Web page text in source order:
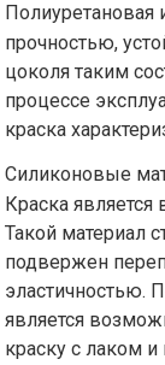
Полиуретановая
прочностью,
цоколя таким
процессе
краска
Силиконовые
Краска
Такой материал
подвержен
эластичностью.
является
краску с лаком